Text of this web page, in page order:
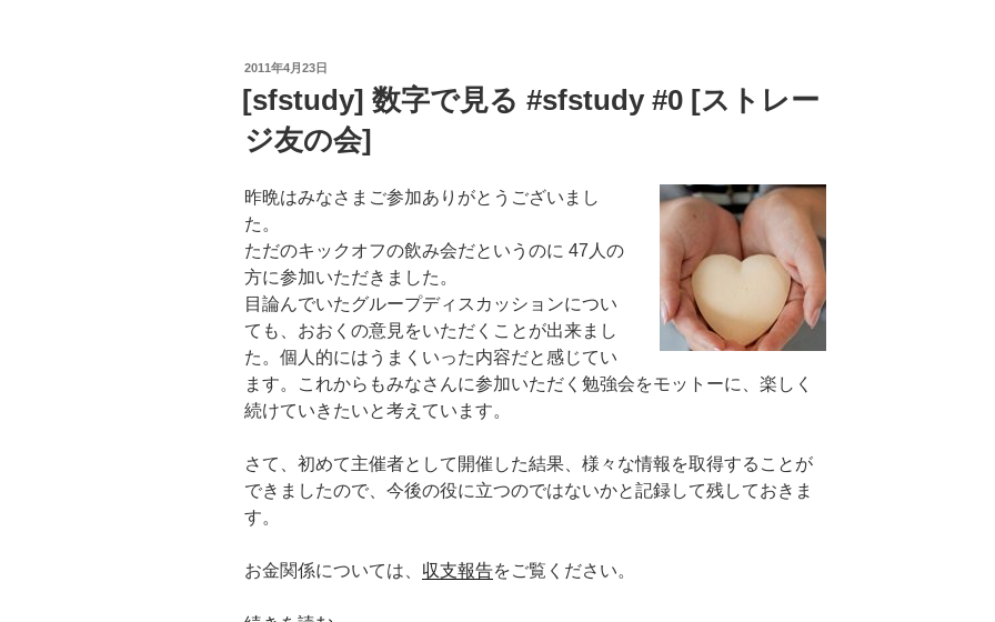
レ
ー
ジ
友
会]”
の
投
日:
2011年4月23日
[sfstudy] 数字で見る #sfstudy #0 [ストレー
ジ友の会]
昨晩はみなさまご参加ありがとうございまし
た。
ただのキックオフの飲み会だというのに 47人の
方に参加いただきました。
目論んでいたグループディスカッションについ
ても、おおくの意見をいただくことが出来まし
た。個人的にはうまくいった内容だと感じてい
ます。これからもみなさんに参加いただく勉強会をモットーに、楽しく
続けていきたいと考えています。
さて、初めて主催者として開催した結果、様々な情報を取得することが
できましたので、今後の役に立つのではないかと記録して残しておきま
す。
お金関係については、 収支報告をご覧ください。